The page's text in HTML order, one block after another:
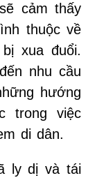
cảm thấy
thuộc về
xua đuổi.
nhu cầu
hướng
trong việc
di dân.
ly dị và tái